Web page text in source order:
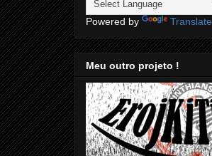
Powered by Translate
Meu outro projeto !